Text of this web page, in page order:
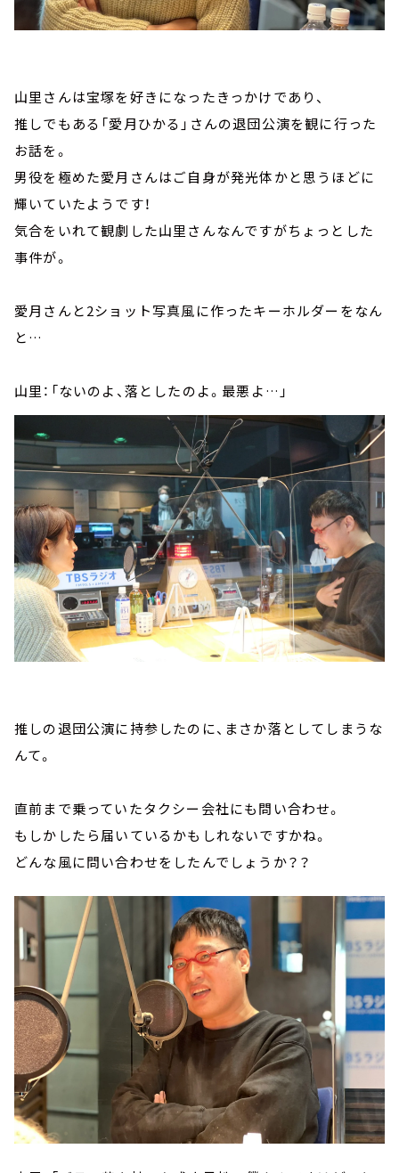
山里さんは宝塚を好きになったきっかけであり、
推しでもある「愛月ひかる」さんの退団公演を観に行った
お話を。
男役を極めた愛月さんはご自身が発光体かと思うほどに
輝いていたようです！
気合をいれて観劇した山里さんなんですがちょっとした
事件が。
愛月さんと2ショット写真風に作ったキーホルダーをなん
と…
山里：「ないのよ、落としたのよ。最悪よ…」
推しの退団公演に持参したのに、まさか落としてしまうな
んて。
直前まで乗っていたタクシー会社にも問い合わせ。
もしかしたら届いているかもしれないですかね。
どんな風に問い合わせをしたんでしょうか？？